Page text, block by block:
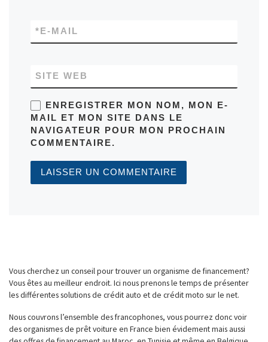
E-MAIL
*
SITE WEB
ENREGISTRER MON NOM, MON E-
MAIL ET MON SITE DANS LE
NAVIGATEUR POUR MON PROCHAIN
COMMENTAIRE.
Vous cherchez un conseil pour trouver un organisme de financement?
Vous êtes au meilleur endroit. Ici nous prenons le temps de présenter
les différentes solutions de crédit auto et de crédit moto sur le net.
Nous couvrons l’ensemble des francophones, vous pourrez donc voir
des organismes de prêt voiture en France bien évidement mais aussi